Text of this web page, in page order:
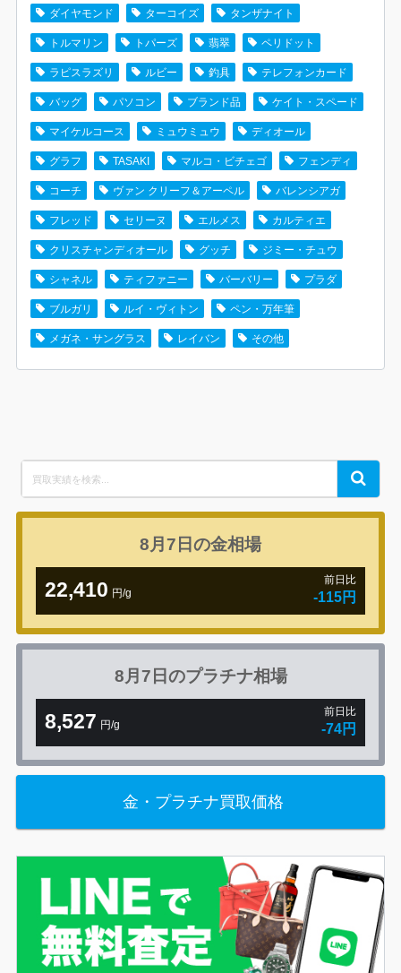
ダイヤモンド ターコイズ タンザナイト
トルマリン トパーズ 翡翠 ペリドット
ラピスラズリ ルビー 釣具 テレフォンカード
バッグ パソコン ブランド品 ケイト・スペード
マイケルコース ミュウミュウ ディオール
グラフ TASAKI マルコ・ビチェゴ フェンディ
コーチ ヴァン クリーフ＆アーペル バレンシアガ
フレッド セリーヌ エルメス カルティエ
クリスチャンディオール グッチ ジミー・チュウ
シャネル ティファニー バーバリー プラダ
ブルガリ ルイ・ヴィトン ペン・万年筆
メガネ・サングラス レイバン その他
for:
Search
8月7日の金相場
22,410 円/g
前日比
-115円
8月7日のプラチナ相場
8,527 円/g
前日比
-74円
金・プラチナ買取価格